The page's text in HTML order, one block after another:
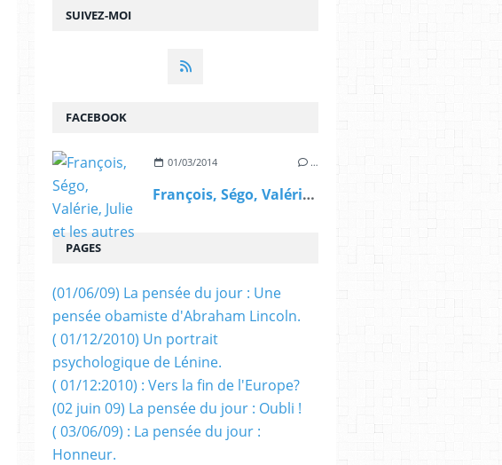
SUIVEZ-MOI
FACEBOOK
01/03/2014 …
François, Ségo, Valérie, Julie et les autres
PAGES
(01/06/09) La pensée du jour : Une
pensée obamiste d'Abraham Lincoln.
( 01/12/2010) Un portrait
psychologique de Lénine.
( 01/12:2010) : Vers la fin de l'Europe?
(02 juin 09) La pensée du jour : Oubli !
( 03/06/09) : La pensée du jour :
Honneur.